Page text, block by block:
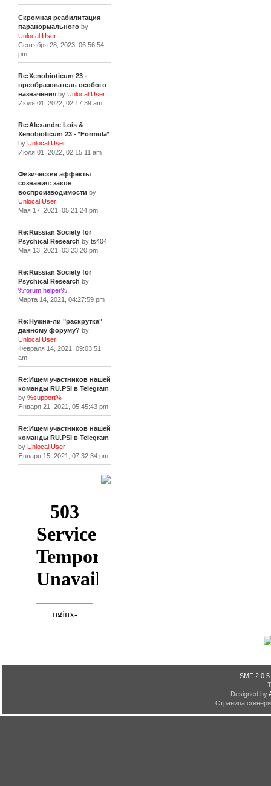
Скромная реабилитация
паранормальногоby
Unlocal User
Сентября 28, 2023, 06:56:54
pm
Re:Xenobioticum 23 -
преобразователь особого
назначенияby Unlocal User
Июля 01, 2022, 02:17:39 am
Re:Alexandre Lois &
Xenobioticum 23 - *Formula*
by Unlocal User
Июля 01, 2022, 02:15:11 am
Физические эффекты
сознания: закон
воспроизводимости by
Unlocal User
Мая 17, 2021, 05:21:24 pm
Re:Russian Society for
Psychical Research by ts404
Мая 13, 2021, 03:23:20 pm
Re:Russian Society for
Psychical Research by
%forum.helper%
Марта 14, 2021, 04:27:59 pm
Re:Нужна-ли "раскрутка"
данному форуму? by
Unlocal User
Февраля 14, 2021, 09:03:51
am
Re:Ищем участников нашей
команды RU.PSI в Telegram
by %support%
Января 21, 2021, 05:45:43 pm
Re:Ищем участников нашей
команды RU.PSI в Telegram
by Unlocal User
Января 15, 2021, 07:32:34 pm
SMF 2.0.5
Designed by
Страница